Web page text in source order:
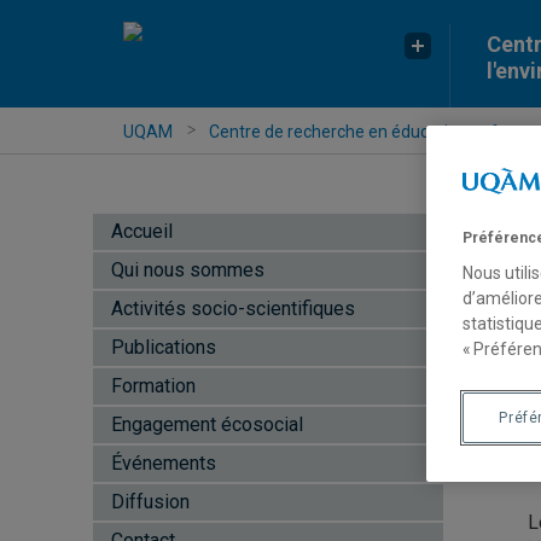
UQAM Centre de recherche en éducation et
Accueil
Qui nous sommes
Activités socio-scientifiques
Publications
Formation
Engagement écosocial
Événements
Diffusion
Nous
«